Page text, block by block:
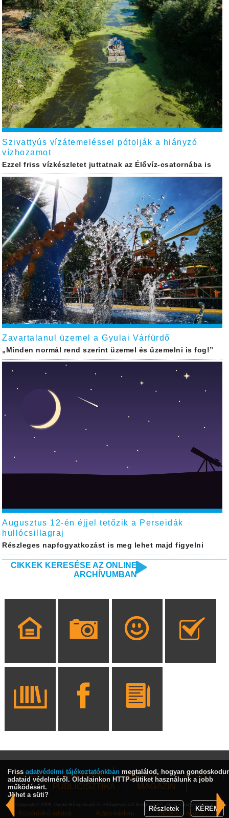
Szivattyús vízátemeléssel pótolják a hiányzó
vízhozamot
Ezzel friss vízkészletet juttatnak az Élővíz-csatornába is
Zavartalanul üzemel a Gyulai Várfürdő
„Minden normál rend szerint üzemel és üzemelni is fog!”
Augusztus 12-én éjjel tetőzik a Perseidák
hullócsillagraj
Részleges napfogyatkozást is meg lehet majd figyelni
CIKKEK KERESÉSE AZ ONLINE
ARCHÍVUMBAN
HÍREK KULTÚRA INTERJÚ
SPORT
PUBLICISZTIKA
MAGAZIN
Copyright© 2009, Gyulai Hírlap Kiadó és Hírlapterjesztő Nonprofit Kft. Minden jog fenntartva!
Közérdekű adatok Adatvédelem
Hirdetési ajánlat
Friss adatvédelmi tájékoztatónkban megtalálod, hogyan
adataid védelméről. Oldalainkon HTTP-sütiket használunk a jobb
működésért.
Jöhet a süti?
Részletek
KÉREM